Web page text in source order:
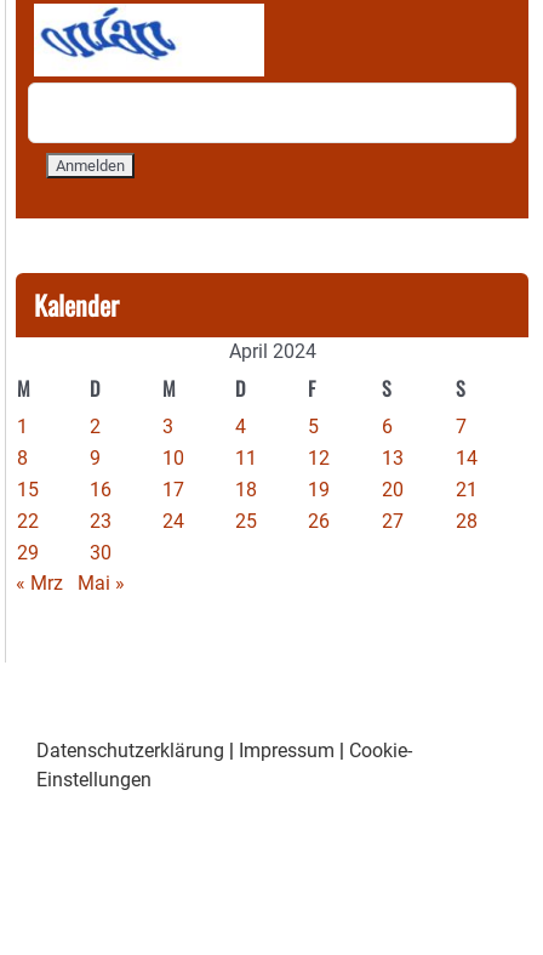
Kalender
April 2024
M D M D F S S
1 2 3 4 5 6
7
8
9 10 11 12 13
14
15
16 17 18 19 20
21
22
23 24 25 26 27
28
29
30
« Mrz
Mai »
Datenschutzerklärung | Impressum | Cookie-
Einstellungen